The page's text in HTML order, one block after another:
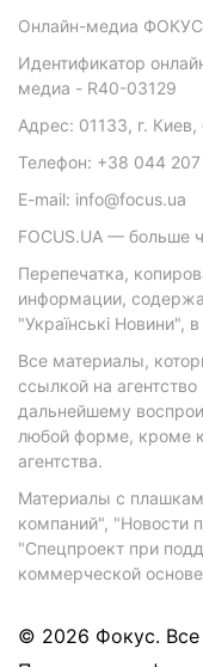
Онлайн-медиа ФОКУС
Идентификатор
медиа - R40-03129
Адрес: 01133, г.
Телефон: +38 044
E-mail: info@focus.ua
FOCUS.UA — больше
Перепечатка,
информации,
"Українські Новини",
Все материалы,
ссылкой на
дальнейшему
любой форме, кроме
агентства.
Материалы с
компаний", "Новости
"Спецпроект при
коммерческой
© 2026 Фокус.